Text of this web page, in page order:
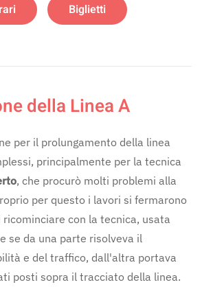
Biglietti
della Linea A
per il prolungamento della linea
principalmente per la tecnica
, che procurò molti problemi alla
per questo i lavori si fermarono
con la tecnica, usata
se da una parte risolveva il
e del traffico, dall'altra portava
posti sopra il tracciato della linea.